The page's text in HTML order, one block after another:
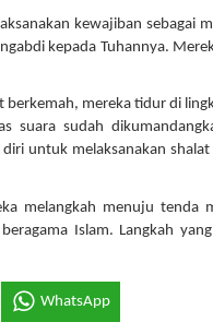
kewajiban sebagai
kepada Tuhannya.
berkemah, mereka tidur di
suara sudah
untuk melaksanakan shalat
melangkah menuju tenda
Islam. Langkah
WhatsApp